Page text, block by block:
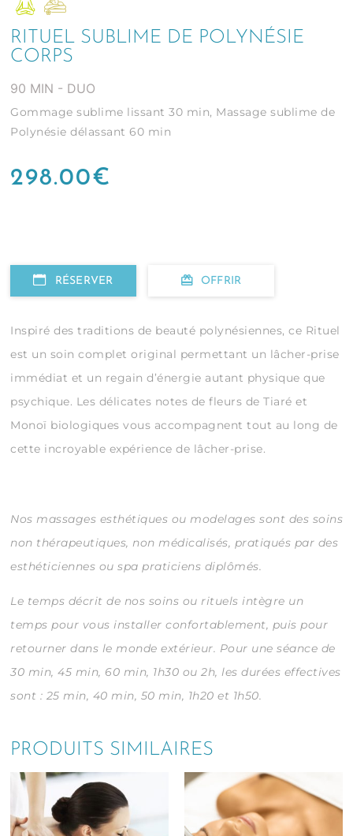
RITUEL SUBLIME DE POLYNÉSIE
CORPS
90 MIN - DUO
Gommage sublime lissant 30 min, Massage sublime de
Polynésie délassant 60 min
298.00€
RÉSERVER OFFRIR
Inspiré des traditions de beauté polynésiennes, ce Rituel
est un soin complet original permettant un lâcher-prise
immédiat et un regain d’énergie autant physique que
psychique. Les délicates notes de fleurs de Tiaré et
Monoï biologiques vous accompagnent tout au long de
cette incroyable expérience de lâcher-prise.
Nos massages esthétiques ou modelages sont des soins
non thérapeutiques, non médicalisés, pratiqués par des
esthéticiennes ou spa praticiens diplômés.
Le temps décrit de nos soins ou rituels intègre un
temps pour vous installer confortablement, puis pour
retourner dans le monde extérieur. Pour une séance de
30 min, 45 min, 60 min, 1h30 ou 2h, les durées effectives
sont : 25 min, 40 min, 50 min, 1h20 et 1h50.
PRODUITS SIMILAIRES